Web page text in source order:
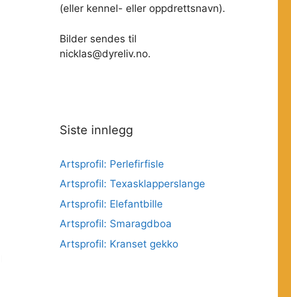
(eller kennel- eller oppdrettsnavn).
Bilder sendes til
nicklas@dyreliv.no.
Siste innlegg
Artsprofil: Perlefirfisle
Artsprofil: Texasklapperslange
Artsprofil: Elefantbille
Artsprofil: Smaragdboa
Artsprofil: Kranset gekko